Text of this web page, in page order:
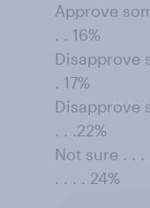
Approve
. . 16%
Disapprove
. 17%
Disapprove
. . .22%
Not sure . . .
. . . . 24%